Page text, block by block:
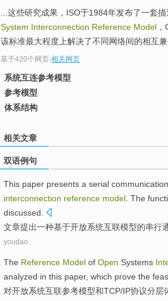
...这些研究成果，ISO于1984年发布了一套
System Interconnection Reference Model
该标准最大程度上解决了不同网络间的相互兼
基于420个网页-相关网页
系统互连参考模型
参考模型
体系结构
相关文章
双语例句
This paper presents a serial communication
interconnection reference model. The
discussed.
文章提出一种基于开放系统互联模型的串行
youdao
The Reference Model of Open Systems
analyzed in this paper, which prove the
对开放系统互联参考模型和TCP/IP协议分层